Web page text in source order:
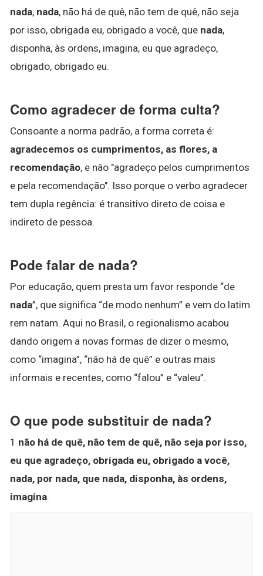
nada, nada, não há de quê, não tem de quê, não seja
por isso, obrigada eu, obrigado a você, que nada,
disponha, às ordens, imagina, eu que agradeço,
obrigado, obrigado eu.
Como agradecer de forma culta?
Consoante a norma padrão, a forma correta é:
agradecemos os cumprimentos, as flores, a
recomendação, e não "agradeço pelos cumprimentos
e pela recomendação". Isso porque o verbo agradecer
tem dupla regência: é transitivo direto de coisa e
indireto de pessoa.
Pode falar de nada?
Por educação, quem presta um favor responde “de
nada”, que significa “de modo nenhum” e vem do latim
rem natam. Aqui no Brasil, o regionalismo acabou
dando origem a novas formas de dizer o mesmo,
como “imagina”, “não há de quê” e outras mais
informais e recentes, como “falou” e “valeu”.
O que pode substituir de nada?
1 não há de quê, não tem de quê, não seja por isso,
eu que agradeço, obrigada eu, obrigado a você,
nada, por nada, que nada, disponha, às ordens,
imagina.